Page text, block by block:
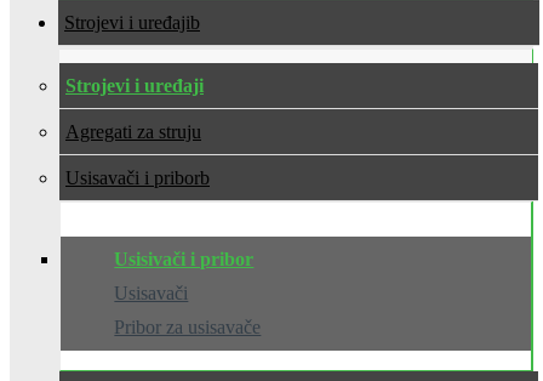
Strojevi i uređaji
Strojevi i uređaji
Agregati za struju
Usisavači i pribor
Usisivači i pribor
Usisavači
Pribor za usisavače